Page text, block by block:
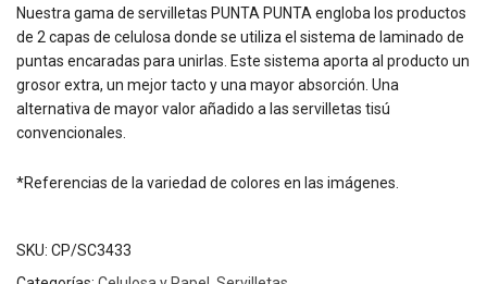
Nuestra gama de servilletas PUNTA PUNTA engloba los productos
de 2 capas de celulosa donde se utiliza el sistema de laminado de
puntas encaradas para unirlas. Este sistema aporta al producto un
grosor extra, un mejor tacto y una mayor absorción. Una
alternativa de mayor valor añadido a las servilletas tisú
convencionales.
*Referencias de la variedad de colores en las imágenes.
SKU: CP/SC3433